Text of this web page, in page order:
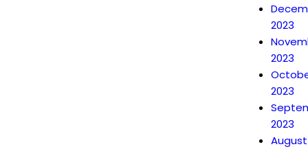
2023
2023
2023
2023
August